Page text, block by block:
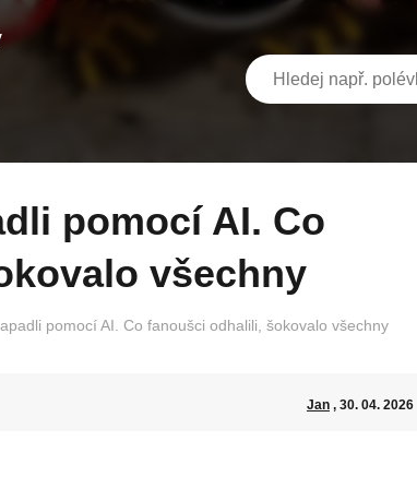
všechny
pomocí AI. Co fanoušci odhalili, šokovalo všechny
Jan, 30. 04. 2026